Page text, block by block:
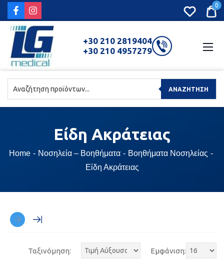
0
+30 210 2819404
+30 210 4957279
ΑΝΑΖΉΤΗΣΗ
Είδη Ακράτειας
Home Νοσηλεία – Βοηθήματα
Βοηθήματα Νοσηλείας
Είδη Ακράτειας
Ταξινόμηση: Εμφάνιση: